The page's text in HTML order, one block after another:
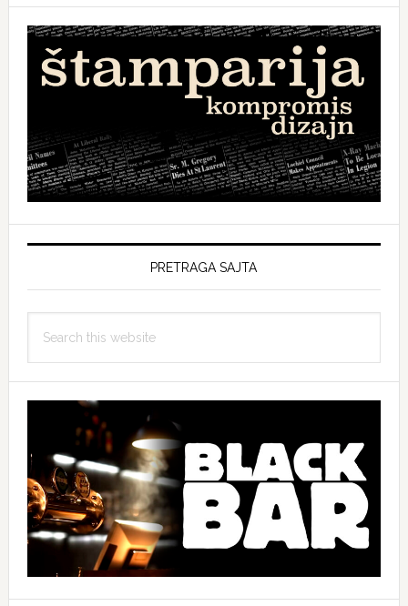
PRETRAGA SAJTA
this